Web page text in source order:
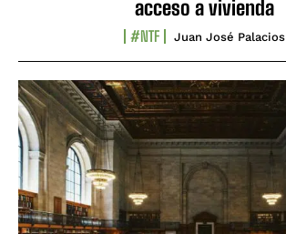
acceso a vivienda
#NTF Juan José Palacios